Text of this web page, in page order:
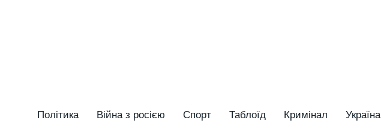
Політика Війна з росією Спорт Таблоїд Кримінал Україна